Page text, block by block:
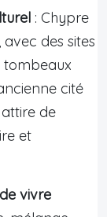
: Chypre
des sites
tombeaux
cité
de
et
vivre